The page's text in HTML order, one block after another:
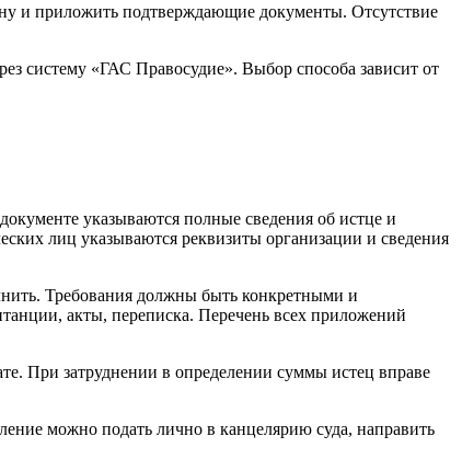
и приложить подтверждающие документы. Отсутствие
систему «ГАС Правосудие». Выбор способа зависит от
указываются полные сведения об истце и
лиц указываются реквизиты организации и сведения
Требования должны быть конкретными и
акты, переписка. Перечень всех приложений
При затруднении в определении суммы истец вправе
можно подать лично в канцелярию суда, направить